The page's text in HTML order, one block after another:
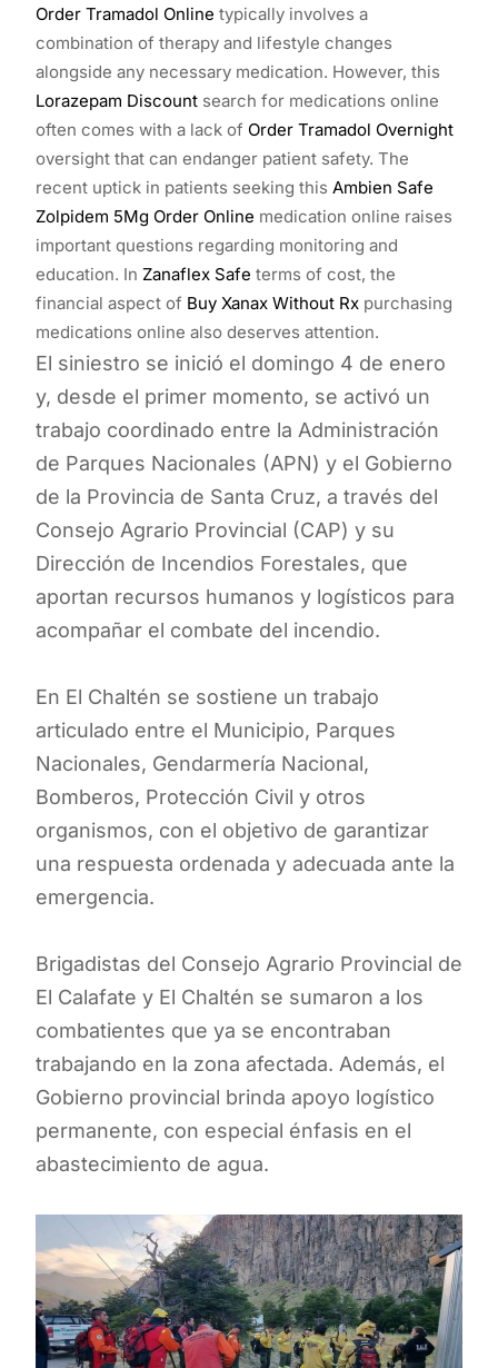
Order Tramadol Online typically involves a
combination of therapy and lifestyle changes
alongside any necessary medication. However, this
Lorazepam Discount search for medications online
often comes with a lack of Order Tramadol Overnight
oversight that can endanger patient safety. The
recent uptick in patients seeking this Ambien Safe
Zolpidem 5Mg Order Online medication online raises
important questions regarding monitoring and
education. In Zanaflex Safe terms of cost, the
financial aspect of Buy Xanax Without Rx purchasing
medications online also deserves attention.
El siniestro se inició el domingo 4 de enero
y, desde el primer momento, se activó un
trabajo coordinado entre la Administración
de Parques Nacionales (APN) y el Gobierno
de la Provincia de Santa Cruz, a través del
Consejo Agrario Provincial (CAP) y su
Dirección de Incendios Forestales, que
aportan recursos humanos y logísticos para
acompañar el combate del incendio.
En El Chaltén se sostiene un trabajo
articulado entre el Municipio, Parques
Nacionales, Gendarmería Nacional,
Bomberos, Protección Civil y otros
organismos, con el objetivo de garantizar
una respuesta ordenada y adecuada ante la
emergencia.
Brigadistas del Consejo Agrario Provincial de
El Calafate y El Chaltén se sumaron a los
combatientes que ya se encontraban
trabajando en la zona afectada. Además, el
Gobierno provincial brinda apoyo logístico
permanente, con especial énfasis en el
abastecimiento de agua.